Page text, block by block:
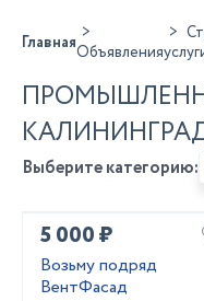
ГлавнаяОбъявления
Выберите категорию:
5 000 ₽
Возьму подряд
ВентФасад